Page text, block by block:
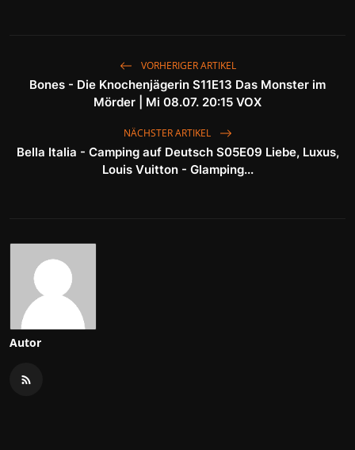
VORHERIGER ARTIKEL
Bones - Die Knochenjägerin S11E13 Das Monster im
Mörder | Mi 08.07. 20:15 VOX
NÄCHSTER ARTIKEL
Bella Italia - Camping auf Deutsch S05E09 Liebe, Luxus,
Louis Vuitton - Glamping...
Autor